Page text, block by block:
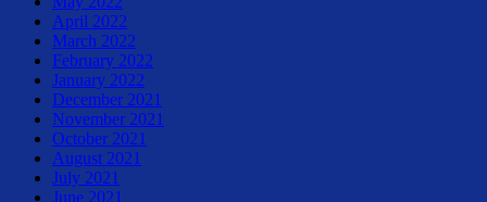
April 2022
March 2022
February 2022
January 2022
December 2021
November 2021
October 2021
August 2021
July 2021
June 2021